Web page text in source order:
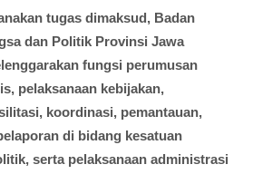
tugas dimaksud, Badan
dan Politik Provinsi Jawa
fungsi perumusan
pelaksanaan kebijakan,
koordinasi, pemantauan,
di bidang kesatuan
serta pelaksanaan administrasi